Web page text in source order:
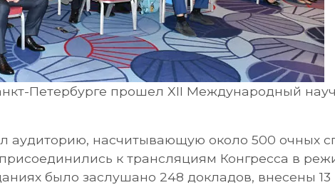
Петербурге прошел XII Международный
аудиторию, насчитывающую около 500 очных
к трансляциям Конгресса в
было заслушано 248 докладов, внесены